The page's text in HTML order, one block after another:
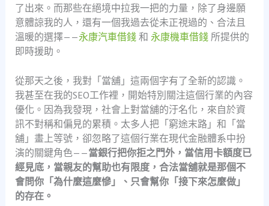
了出來。而那些在絕境中拉我一把的力量，除了身邊願
意體諒我的人，還有一個我過去從未正視過的、合法且
溫暖的選擇——永康汽車借錢和 永康機車借錢所提供的
即時援助。
從那天之後，我對「當舖」這兩個字有了全新的認識。
我甚至在我的SEO工作裡，開始特別關注這個行業的內容
優化。因為我發現，社會上對當舖的汙名化，來自於資
訊不對稱和偏見的累積。太多人把「窮途末路」和「當
舖」畫上等號，卻忽略了這個行業在現代金融體系中扮
演的關鍵角色——當銀行把你拒之門外，當信用卡額度已
經見底，當親友的幫助也有限度，合法當舖就是那個不
會問你「為什麼這麼慘」、只會幫你「接下來怎麼做」
的存在。